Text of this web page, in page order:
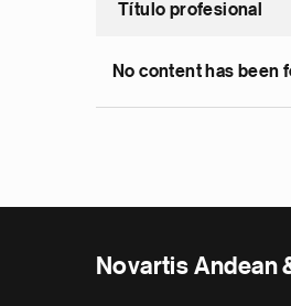
Título profesional
No content has been
Novartis Andean